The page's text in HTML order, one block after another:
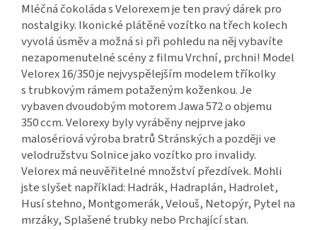
Mléčná čokoláda s Velorexem je ten pravý dárek pro
nostalgiky. Ikonické plátěné vozítko na třech kolech
vyvolá úsměv a možná si při pohledu na něj vybavíte
nezapomenutelné scény z filmu Vrchní, prchni! Model
Velorex 16/350 je nejvyspělejším modelem tříkolky
s trubkovým rámem potaženým koženkou. Je
vybaven dvoudobým motorem Jawa 572 o objemu
350 ccm. Velorexy byly vyráběny nejprve jako
malosériová výroba bratrů Stránských a později ve
velodružstvu Solnice jako vozítko pro invalidy.
Velorex má neuvěřitelné množství přezdívek. Mohli
jste slyšet například: Hadrák, Hadraplán, Hadrolet,
Husí stehno, Montgomerák, Velouš, Netopýr, Pytel na
mrzáky, Splašené trubky nebo Prchající stan.